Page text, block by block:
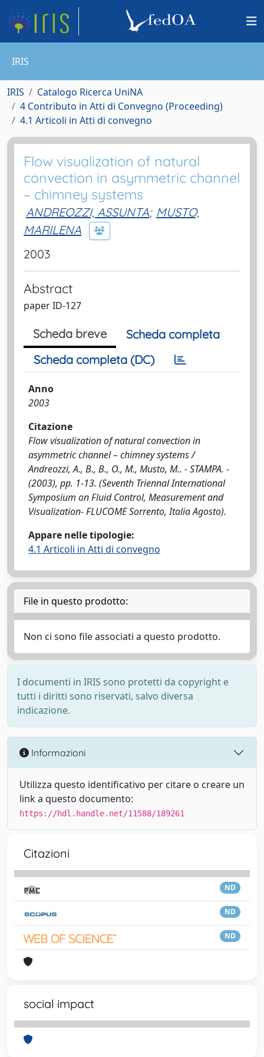
IRIS
IRIS
Catalogo Ricerca UniNA
4 Contributo in Atti di Convegno (Proceeding)
4.1 Articoli in Atti di convegno
Flow visualization of natural
convection in asymmetric channel
– chimney systems
ANDREOZZI, ASSUNTA; MUSTO,
MARILENA
2003
Abstract
paper ID-127
Scheda breve
Scheda completa
Scheda completa (DC)
Anno
2003
Citazione
Flow visualization of natural convection in
asymmetric channel – chimney systems /
Andreozzi, A., B., B., O., M., Musto, M.. - STAMPA. -
(2003), pp. 1-13. (Seventh Triennal International
Symposium on Fluid Control, Measurement and
Visualization- FLUCOME Sorrento, Italia Agosto).
Appare nelle tipologie:
4.1 Articoli in Atti di convegno
File in questo prodotto:
Non ci sono file associati a questo prodotto.
I documenti in IRIS sono protetti da copyright e
tutti i diritti sono riservati, salvo diversa
indicazione.
Informazioni
Utilizza questo identificativo per citare o creare un
link a questo documento:
https://hdl.handle.net/11588/189261
Citazioni
ND
ND
ND
social impact